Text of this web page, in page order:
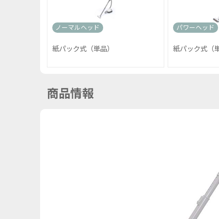
ノーマルヘッド
紙パック式（単品）
パワーヘッド
紙パック式（
商品情報